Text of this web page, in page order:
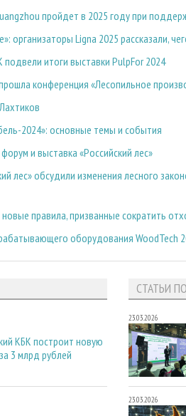
пройдет в 2025 году при
организаторы Ligna 2025 рассказали,
итоги выставки PulpFor 2024
конференция «Лесопильное
2024»: основные темы и события
и выставка «Российский лес»
лес» обсудили изменения лесного
правила, призванные сократить
оборудования WoodTech
КБК построит новую
3 млрд рублей
СТАТЬИ
23.03.2026
23.03.2026